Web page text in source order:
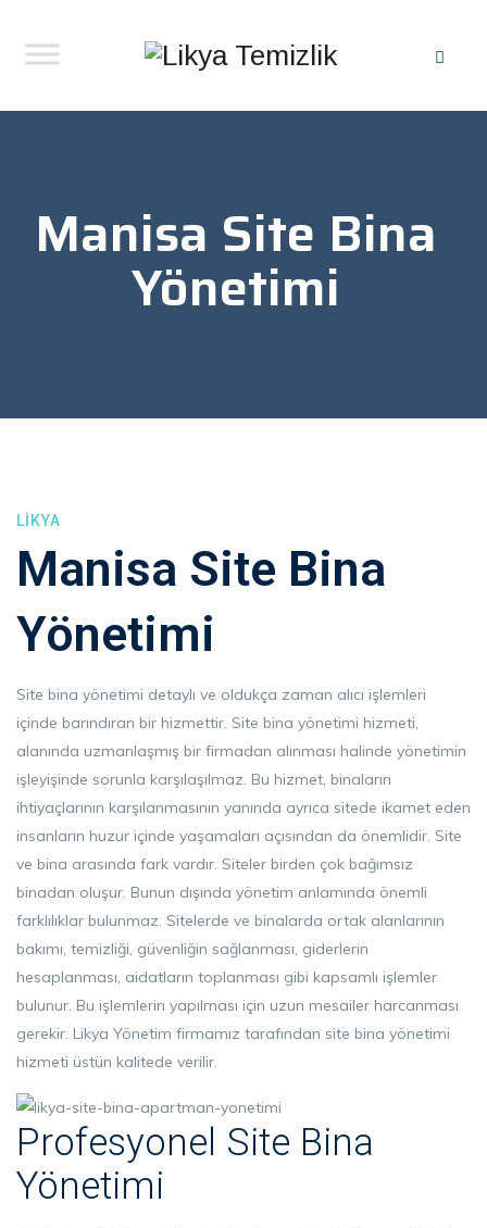
Manisa Site Bina
Yönetimi
LIKYA
Manisa Site Bina
Yönetimi
Site bina yönetimi detaylı ve oldukça zaman alıcı işlemleri
içinde barındıran bir hizmettir. Site bina yönetimi hizmeti,
alanında uzmanlaşmış bir firmadan alınması halinde yönetimin
işleyişinde sorunla karşılaşılmaz. Bu hizmet, binaların
ihtiyaçlarının karşılanmasının yanında ayrıca sitede ikamet eden
insanların huzur içinde yaşamaları açısından da önemlidir. Site
ve bina arasında fark vardır. Siteler birden çok bağımsız
binadan oluşur. Bunun dışında yönetim anlamında önemli
farklılıklar bulunmaz. Sitelerde ve binalarda ortak alanlarının
bakımı, temizliği, güvenliğin sağlanması, giderlerin
hesaplanması, aidatların toplanması gibi kapsamlı işlemler
bulunur. Bu işlemlerin yapılması için uzun mesailer harcanması
gerekir. Likya Yönetim firmamız tarafından site bina yönetimi
hizmeti üstün kalitede verilir.
Profesyonel Site Bina
Yönetimi